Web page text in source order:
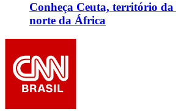
Conheça Ceuta, território
norte da África